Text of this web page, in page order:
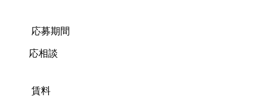
応募期間
応相談
賃料